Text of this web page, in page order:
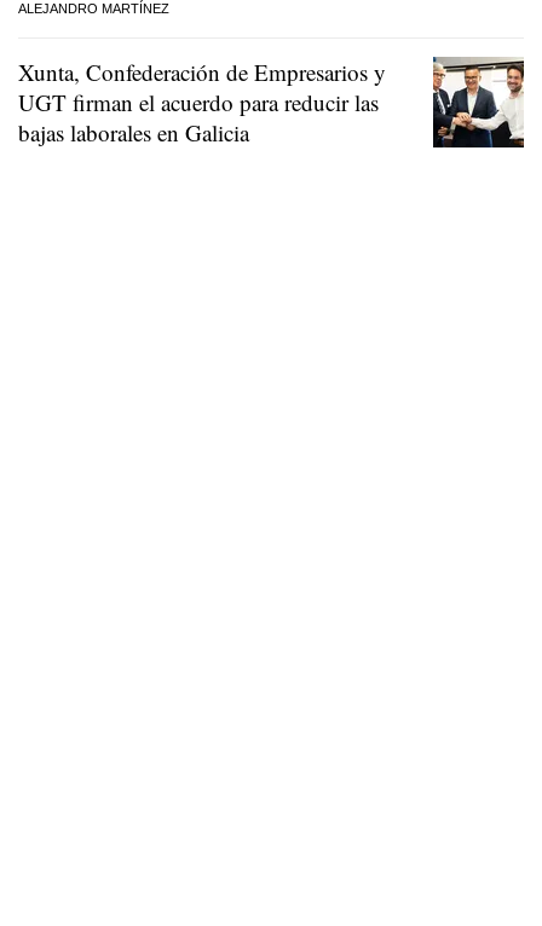
ALEJANDRO MARTÍNEZ
Xunta, Confederación de Empresarios y
UGT firman el acuerdo para reducir las
bajas laborales en Galicia